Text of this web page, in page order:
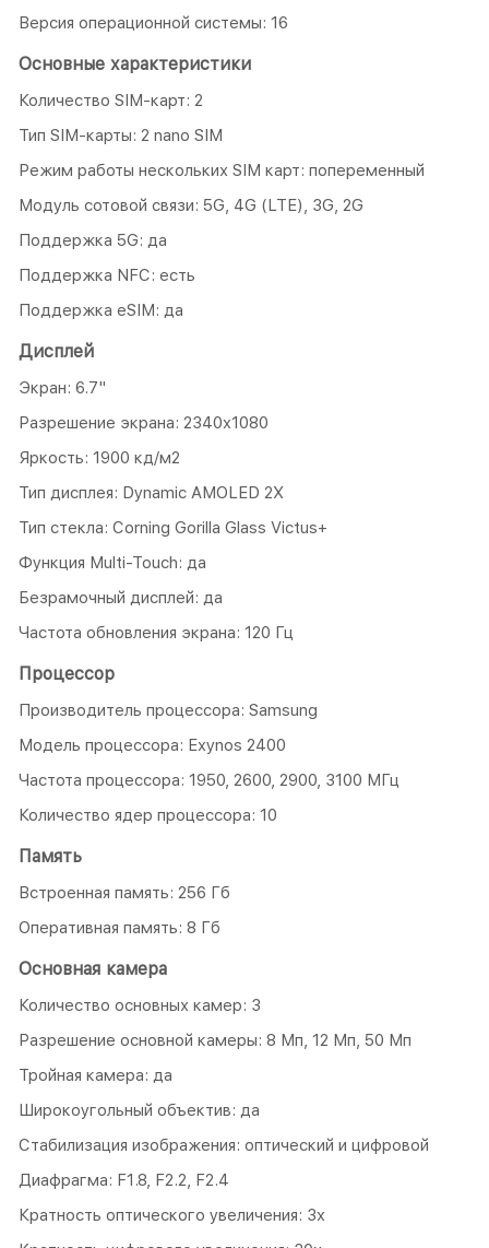
Версия операционной системы: 16
Основные характеристики
Количество SIM-карт: 2
Тип SIM-карты: 2 nano SIM
Режим работы нескольких SIM карт: попеременный
Модуль сотовой связи: 5G, 4G (LTE), 3G, 2G
Поддержка 5G: да
Поддержка NFC: есть
Поддержка eSIM: да
Дисплей
Экран: 6.7"
Разрешение экрана: 2340x1080
Яркость: 1900 кд/м2
Тип дисплея: Dynamic AMOLED 2X
Тип стекла: Corning Gorilla Glass Victus+
Функция Multi-Touch: да
Безрамочный дисплей: да
Частота обновления экрана: 120 Гц
Процессор
Производитель процессора: Samsung
Модель процессора: Exynos 2400
Частота процессора: 1950, 2600, 2900, 3100 МГц
Количество ядер процессора: 10
Память
Встроенная память: 256 Гб
Оперативная память: 8 Гб
Основная камера
Количество основных камер: 3
Разрешение основной камеры: 8 Мп, 12 Мп, 50 Мп
Тройная камера: да
Широкоугольный объектив: да
Стабилизация изображения: оптический и цифровой
Диафрагма: F1.8, F2.2, F2.4
Кратность оптического увеличения: 3x